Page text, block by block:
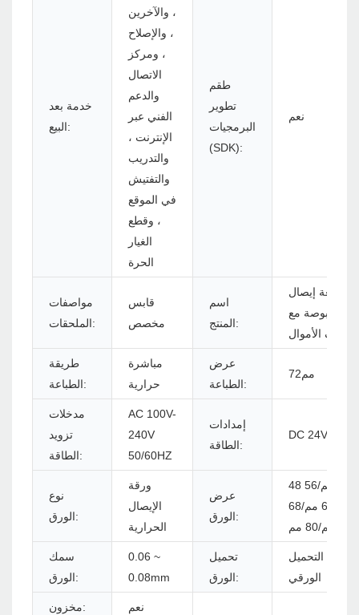
خدمة بعد
البيع:
، والآخرين
، والإصلاح
، ومركز
الاتصال
والدعم
الفني عبر
الإنترنت ،
والتدريب
والتفتيش
في الموقع
، وقطع
الغيار
الحرة
طقم
تطوير
البرمجيات
(SDK):
نعم
مواصفات
الملحقات:
قابس
مخصص
اسم
المنتج:
طابعة إيصال
حرارية 3 بوصة مع
كاشف الأموال
طريقة
الطباعة:
مباشرة
حرارية
عرض
الطباعة:
مم72
مدخلات
تزويد
الطاقة:
AC 100V-
240V
50/60HZ
إمدادات
الطاقة:
DC 24V/2.5A
نوع
الورق:
ورقة
الإيصال
الحرارية
عرض
الورق:
48 مم/52 مم/56
مم/64 مم/68
سمك
الورق:
0.06 ~
0.08mm
تحميل
الورق:
سهل التحميل
الورقي
مخزون: نعم